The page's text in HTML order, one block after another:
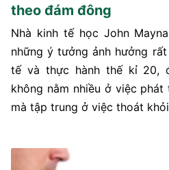
theo đám đông
Nhà kinh tế học John
những ý tưởng ảnh hưởng
tế và thực hành thế kỉ 20,
không nằm nhiều ở việc
mà tập trung ở việc thoát